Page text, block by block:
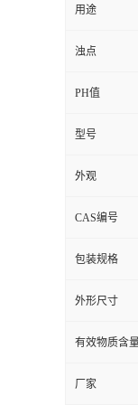
用途
浊点
PH值
型号
外观
CAS编号
包装规格
外形尺寸
有效物质含
厂家